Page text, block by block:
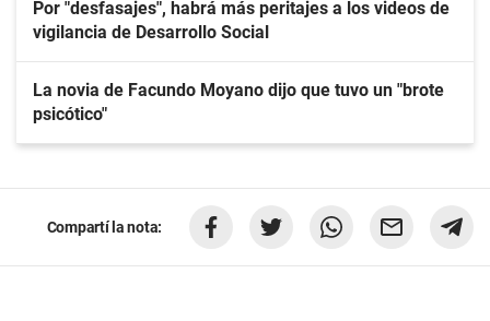
Por "desfasajes", habrá más peritajes a los videos de
vigilancia de Desarrollo Social
La novia de Facundo Moyano dijo que tuvo un "brote
psicótico"
Compartí la nota: